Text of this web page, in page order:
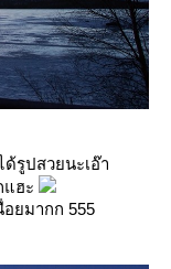
รูปสวยนะเอ๊า
แฮะ
อยมากก 555